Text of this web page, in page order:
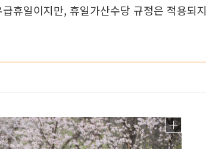
휴일이지만, 휴일가산수당 규정은 적용되지